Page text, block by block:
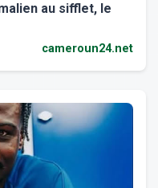
au sifflet, le
cameroun24.net